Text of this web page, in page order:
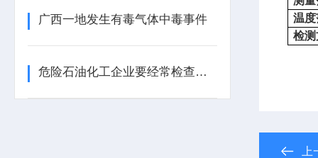
广西一地发生有毒气体中毒事件
危险石油化工企业要经常检查工业气体报警器的报警效果
温
检